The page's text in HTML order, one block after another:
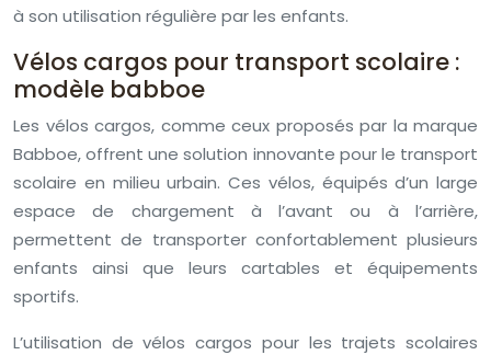
à son utilisation régulière par les enfants.
Vélos cargos pour transport scolaire :
modèle babboe
Les vélos cargos, comme ceux proposés par la marque
Babboe, offrent une solution innovante pour le transport
scolaire en milieu urbain. Ces vélos, équipés d’un large
espace de chargement à l’avant ou à l’arrière,
permettent de transporter confortablement plusieurs
enfants ainsi que leurs cartables et équipements
sportifs.
L’utilisation de vélos cargos pour les trajets scolaires